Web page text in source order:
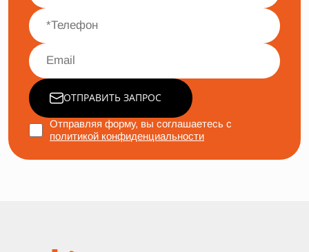
ОТПРАВИТЬ ЗАПРОС
Отправляя форму, вы соглашаетесь с
политикой конфиденциальности